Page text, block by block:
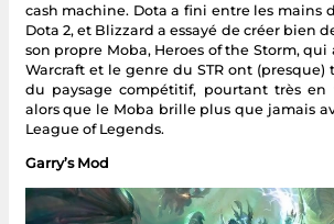
cash machine. Dota a fini entre les mains
Dota 2, et Blizzard a essayé de créer bien
son propre Moba, Heroes of the Storm,
Warcraft et le genre du STR ont
du paysage compétitif, pourtant très en
alors que le Moba brille plus que jamais
League of Legends.
Garry’s Mod